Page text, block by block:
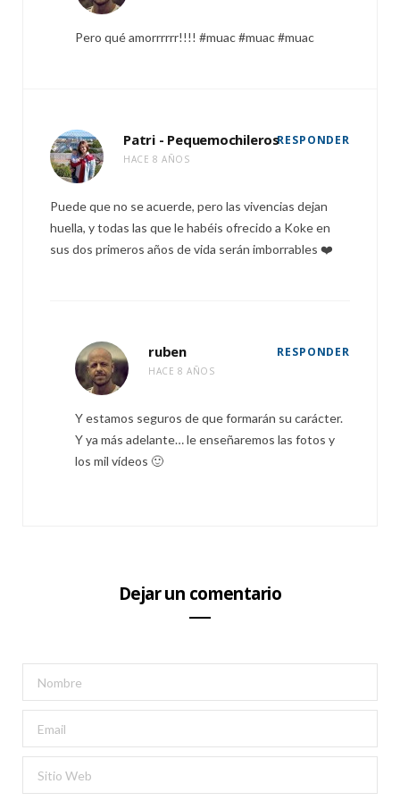
Pero qué amorrrrrr!!!! #muac #muac #muac
Patri - Pequemochileros
HACE 8 AÑOS
RESPONDER
Puede que no se acuerde, pero las vivencias dejan
huella, y todas las que le habéis ofrecido a Koke en
sus dos primeros años de vida serán imborrables ❤️
ruben
HACE 8 AÑOS
RESPONDER
Y estamos seguros de que formarán su carácter.
Y ya más adelante… le enseñaremos las fotos y
los mil vídeos 🙂
Dejar un comentario